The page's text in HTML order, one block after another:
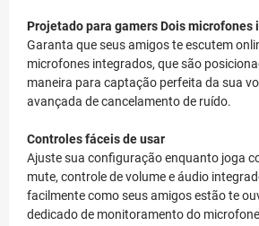
Projetado para gamersDois microfones
Garanta que seus amigos te escutem
microfones integrados, que são
maneira para captação perfeita da sua
avançada de cancelamento de ruído.
Controles fáceis de usar
Ajuste sua configuração enquanto joga
mute, controle de volume e áudio
facilmente como seus amigos estão te
dedicado de monitoramento do